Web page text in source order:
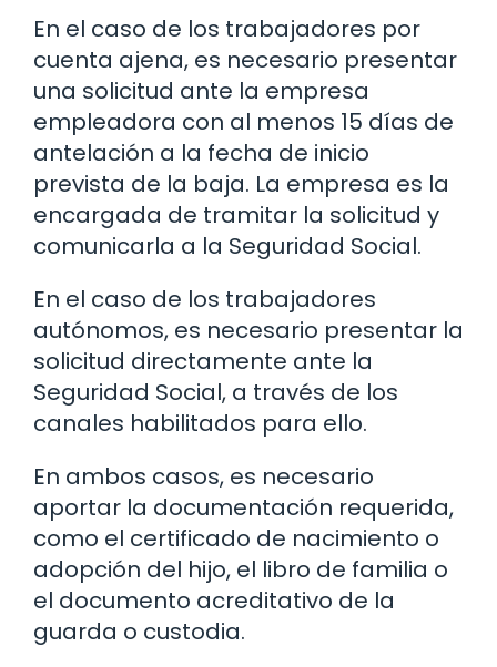
En el caso de los trabajadores por
cuenta ajena, es necesario presentar
una solicitud ante la empresa
empleadora con al menos 15 días de
antelación a la fecha de inicio
prevista de la baja. La empresa es la
encargada de tramitar la solicitud y
comunicarla a la Seguridad Social.
En el caso de los trabajadores
autónomos, es necesario presentar la
solicitud directamente ante la
Seguridad Social, a través de los
canales habilitados para ello.
En ambos casos, es necesario
aportar la documentación requerida,
como el certificado de nacimiento o
adopción del hijo, el libro de familia o
el documento acreditativo de la
guarda o custodia.